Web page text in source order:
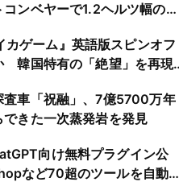
ンベヤーで1.2ヘルツ幅の分
ゲーム』英語版スピンオフ
韓国特有の「絶望」を再現
査車「祝融」、7億5700万年
きた一次蒸発岩を発見
向け無料プラグイン公
など70超のツールを自動選